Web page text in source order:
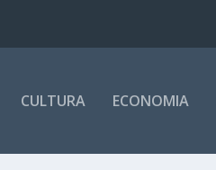
CULTURA ECONOMIA